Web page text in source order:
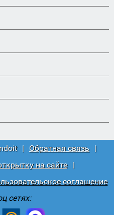
| Обратная связь |
на сайте
|
соглашение
сетях: